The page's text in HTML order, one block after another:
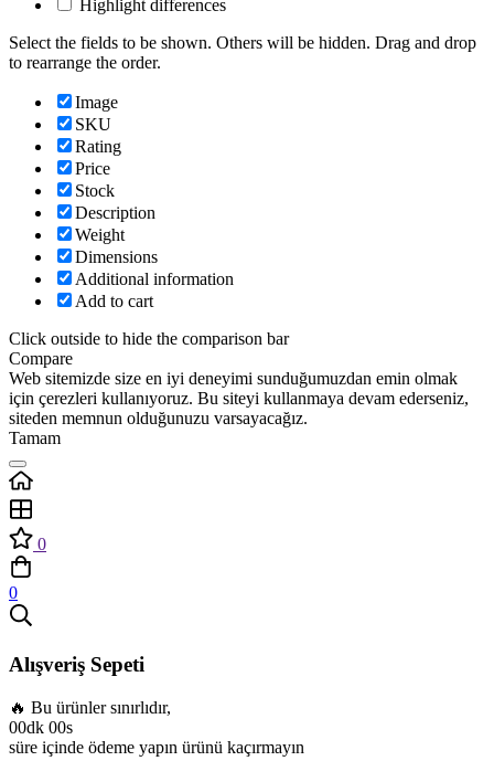
Highlight differences
Select the fields to be shown. Others will be hidden. Drag and drop
to rearrange the order.
Image
SKU
Rating
Price
Stock
Description
Weight
Dimensions
Additional information
Add to cart
Click outside to hide the comparison bar
Compare
Web sitemizde size en iyi deneyimi sunduğumuzdan emin olmak
için çerezleri kullanıyoruz. Bu siteyi kullanmaya devam ederseniz,
siteden memnun olduğunuzu varsayacağız.
Tamam
0
0
Alışveriş Sepeti
🔥 Bu ürünler sınırlıdır,
00dk 00s
süre içinde ödeme yapın ürünü kaçırmayın